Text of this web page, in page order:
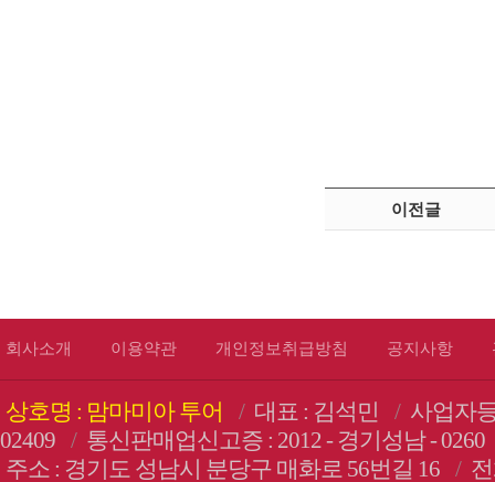
이전글
회사소개 이용약관 개인정보취급방침 공지사항
상호명 : 맘마미아 투어 / 대표 : 김석민 / 사업자
02409
/ 통신판매업신고증 : 2012 - 경기성남 - 0260
주소 : 경기도 성남시 분당구 매화로 56번길 16
/